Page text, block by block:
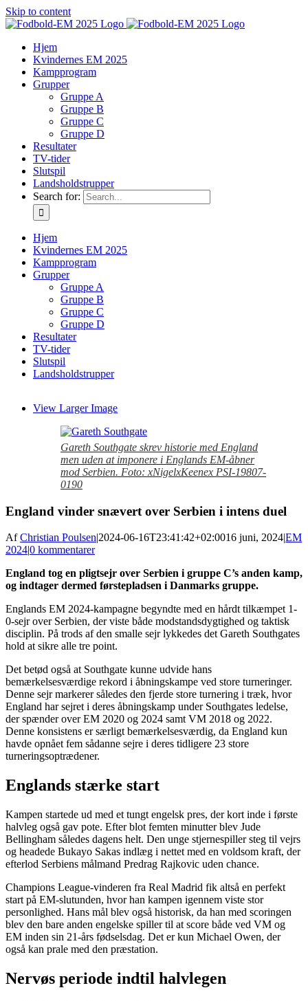
Skip to content
Hjem
Kvindernes EM 2025
Kampprogram
Grupper
Gruppe A
Gruppe B
Gruppe C
Gruppe D
Resultater
TV-tider
Slutspil
Landsholdstrupper
Search for:
Hjem
Kvindernes EM 2025
Kampprogram
Grupper
Gruppe A
Gruppe B
Gruppe C
Gruppe D
Resultater
TV-tider
Slutspil
Landsholdstrupper
View Larger Image
Gareth Southgate skrev historie med England
men uden at imponere i Englands EM-åbner
mod Serbien. Foto: xNigelxKeenex PSI-19807-
0190
England vinder snævert over Serbien i intens duel
AfChristian Poulsen|2024-06-16T23:41:42+02:0016 juni, 2024|EM
2024|0 kommentarer
England tog en pligtsejr over Serbien i gruppe C’s anden kamp,
og indtager dermed førstepladsen i Danmarks gruppe.
Englands EM 2024-kampagne begyndte med en hårdt tilkæmpet 1-
0-sejr over Serbien, der viste både modstandsdygtighed og taktisk
disciplin. På trods af den smalle sejr lykkedes det Gareth Southgates
hold at sikre alle tre point.
Det betød også at Southgate kunne udvide hans
bemærkelsesværdige rekord i åbningskampe ved store turneringer.
Denne sejr markerer således den fjerde store turnering i træk, hvor
England har sejret i deres åbningskamp under Southgates ledelse,
der spænder over EM 2020 og 2024 samt VM 2018 og 2022.
Denne konsistens er særligt bemærkelsesværdig, da England kun
havde opnået fem sådanne sejre i deres tidligere 23 store
turneringsoptrædener.
Englands stærke start
Kampen startede ud med et tungt engelsk pres, der kort inde i første
halvleg også gav pote. Efter blot femten minutter blev Jude
Bellingham således dagens helt. Den unge stjernespiller steg til vejrs
og headede Bukayo Sakas indlæg i nettet med en voldsom kraft, der
efterlod Serbiens målmand Predrag Rajkovic uden chance.
Champions League-vinderen fra Real Madrid fik altså en perfekt
start på EM-slutunden, hvor han kampen igennem viste stor
personlighed. Hans mål blev også historisk, da han med scoringen
blev den bare anden engelske spiller til at score både ved VM og
EM inden sin 21-års fødselsdag. Det er kun Michael Owen, der
også kan prale med den præstation.
Nervøs periode indtil halvlegen